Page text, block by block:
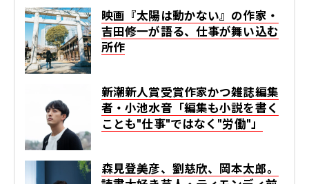
映画『太陽は動かない』の作家・
吉田修一が語る、仕事が舞い込む
所作
新潮新人賞受賞作家かつ雑誌編集
者・小池水音「編集も小説を書く
ことも"仕事"ではなく"労働"」
森見登美彦、劉慈欣、岡本太郎。